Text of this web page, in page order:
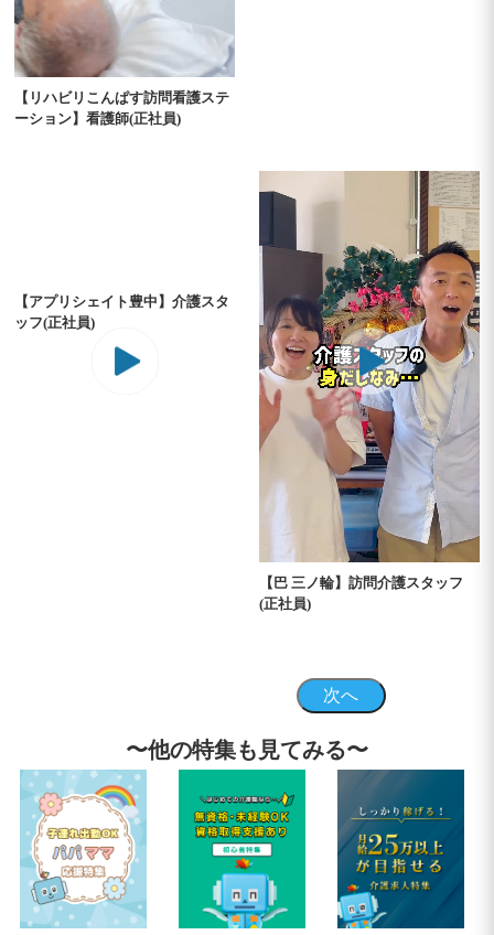
【リハビリこんぱす訪問看護ステ
ーション】看護師(正社員)
【アプリシェイト豊中】介護スタ
ッフ(正社員)
【巴 三ノ輪】訪問介護スタッフ
(正社員)
次へ
〜他の特集も見てみる〜